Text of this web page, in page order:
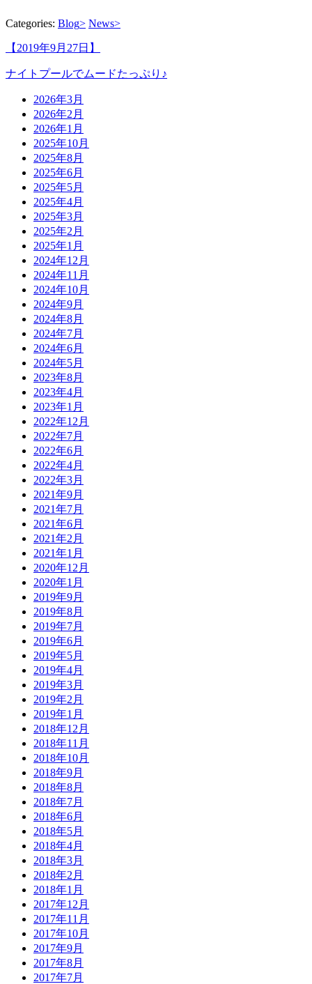
Categories: Blog> News>
【2019年9月27日】
ナイトプールでムードたっぷり♪
2026年3月
2026年2月
2026年1月
2025年10月
2025年8月
2025年6月
2025年5月
2025年4月
2025年3月
2025年2月
2025年1月
2024年12月
2024年11月
2024年10月
2024年9月
2024年8月
2024年7月
2024年6月
2024年5月
2023年8月
2023年4月
2023年1月
2022年12月
2022年7月
2022年6月
2022年4月
2022年3月
2021年9月
2021年7月
2021年6月
2021年2月
2021年1月
2020年12月
2020年1月
2019年9月
2019年8月
2019年7月
2019年6月
2019年5月
2019年4月
2019年3月
2019年2月
2019年1月
2018年12月
2018年11月
2018年10月
2018年9月
2018年8月
2018年7月
2018年6月
2018年5月
2018年4月
2018年3月
2018年2月
2018年1月
2017年12月
2017年11月
2017年10月
2017年9月
2017年8月
2017年7月